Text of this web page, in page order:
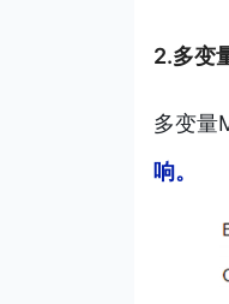
2.多变
多变量
响。